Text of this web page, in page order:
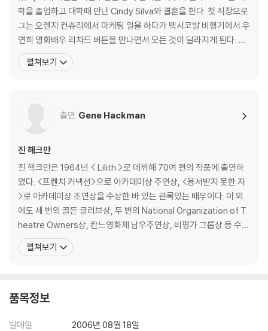
학을 졸업하고 대학때 만난 Cindy Silva와 결혼을 한다. 첫 직장으로
그는 오렌지 컨츄리에서 마케팅 일을 하다가 멕시코발 비행기에서 우
연히 영화배우 리차드 버튼을 만나면서 모든 것이 달라지게 된다. 버
튼은 그에게 그가 정말 원하는 연기를 하라고 충고해 준 것이다. 케빈
은 이내 그의 일을 그만두고 할리우드로 이사를 온다. 처음에는 트럭
펼쳐보기
출연 Gene Hackman
진 해크만
진 핵크만은 1964년 < Lilith >로 데뷔해 70여 편의 작품에 출연하
였다. <프렌치 커넥션>으로 아카데미상 주연상, <용서받지 못한 자
>로 아카데미상 조연상을 수상한 바 있는 관록있는 배우이다. 이 외
에도 세 번의 골든 글러브상, 두 번의 National Organization of T
heatre Owners상, 칸느영화제 남우주연상, 비평가 그룹상 등 수많
은 상을 수상했다. 최근에는 2003 골든 글러브 할리우드 외국인 협
회로부터 Cecile B. DeMille 상을 수여 받았다. 진 핵크만에게 있어
펼쳐보기
품목정보
발매일
2006년 08월 18일